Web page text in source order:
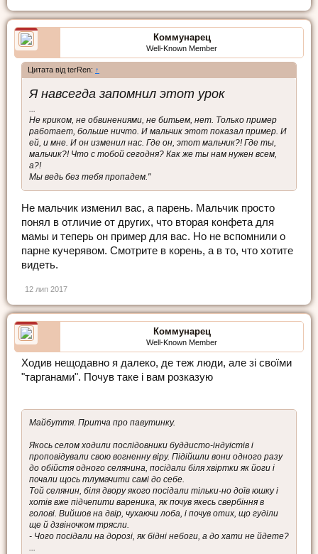
Коммунарец
Well-Known Member
Цитата від terRen: ↑
Я навсегда запомнил этот урок
Не криком, не обвинениями, не битьем, нет. Только пример
работает, больше ничто. И мальчик этот показал пример. И
ей, и мне. И он изменил нас. Где он, этот мальчик?! Где ты,
мальчик?! Что с тобой сегодня? Как же ты нам нужен всем,
а?!
Мы ведь без тебя пропадем."
Не мальчик изменил вас, а парень. Мальчик просто
понял в отличие от других, что вторая конфета для
мамы и теперь он пример для вас. Но не вспомнили о
парне кучерявом. Смотрите в корень, а в то, что хотите
видеть.
12 лип 2017
Коммунарец
Well-Known Member
Ходив нещодавно я далеко, де теж люди, але зі своїми
"тарганами". Почув таке і вам розказую
Майбуття. Притча про павутинку.
Якось селом ходили послідовники буддисто-індуістів і
проповідували свою вогненну віру. Підійшли вони одного разу
до обійстя одного селянина, посідали біля хвіртки як йоги і
почали щось тлумачити самі до себе.
Той селянин, біля двору якого посідали тільки-но доїв юшку і
хотів вже підчепити вареника, як почув якесь свербіння в
голові. Вийшов на двір, чухаючи лоба, і почув отих, що гуділи
ще й дзвіночком трясли.
- Чого посідали на дорозі, як бідні небоги, а до хати не йдете?
...